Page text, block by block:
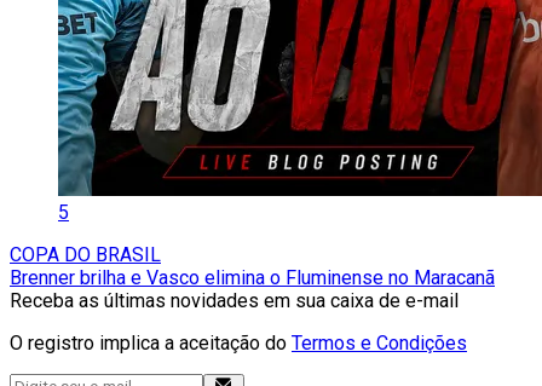
5
COPA DO BRASIL
Brenner brilha e Vasco elimina o Fluminense no Maracanã
Receba as últimas novidades em sua caixa de e-mail
O registro implica a aceitação do Termos e Condições